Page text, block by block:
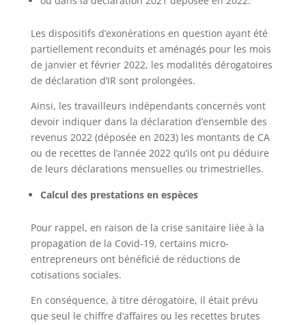
Les dispositifs d’exonérations en question ayant été
partiellement reconduits et aménagés pour les mois
de janvier et février 2022, les modalités dérogatoires
de déclaration d’IR sont prolongées.
Ainsi, les travailleurs indépendants concernés vont
devoir indiquer dans la déclaration d’ensemble des
revenus 2022 (déposée en 2023) les montants de CA
ou de recettes de l’année 2022 qu’ils ont pu déduire
de leurs déclarations mensuelles ou trimestrielles.
Calcul des prestations en espèces
Pour rappel, en raison de la crise sanitaire liée à la
propagation de la Covid-19, certains micro-
entrepreneurs ont bénéficié de réductions de
cotisations sociales.
En conséquence, à titre dérogatoire, il était prévu
que seul le chiffre d’affaires ou les recettes brutes